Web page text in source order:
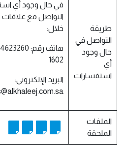
طريقة
التواصل في
حال وجود
أي
استفسارات
في حال وجود أي
التواصل مع
خلال:
1602
البريد الإلكتروني:
الملفات
الملحقة